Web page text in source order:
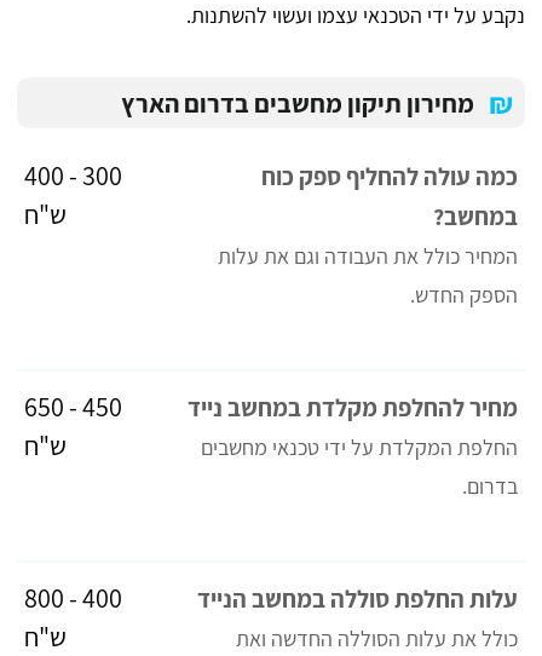
נקבע על ידי הטכנאי עצמו ועשוי להשתנות.
₪ מחירון תיקון מחשבים בדרום הארץ
כמה עולה להחליף ספק כוח
במחשב?
המחיר כולל את העבודה וגם את עלות
הספק החדש.
300 - 400
ש"ח
מחיר להחלפת מקלדת במחשב נייד
החלפת המקלדת על ידי טכנאי מחשבים
בדרום.
450 - 650
ש"ח
עלות החלפת סוללה במחשב הנייד
כולל את עלות הסוללה החדשה ואת
400 - 800
ש"ח